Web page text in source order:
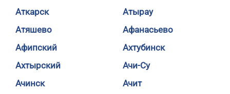
Аткарск
Атырау
Атяшево
Афанасьево
Афипский
Ахтубинск
Ахтырский
Ачи-Су
Ачинск
Ачит